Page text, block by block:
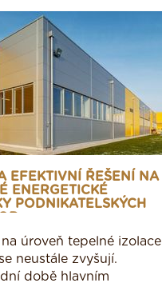
EFEKTIVNÍ ŘEŠENÍ NA
ENERGETICKÉ
PODNIKATELSKÝCH
úroveň tepelné izolace
neustále zvyšují.
době hlavním